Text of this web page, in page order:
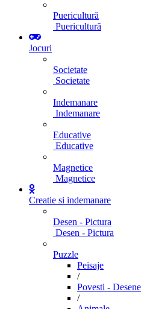
Puericultură
Puericultură
Jocuri
Societate
Societate
Indemanare
Indemanare
Educative
Educative
Magnetice
Magnetice
Creatie si indemanare
Desen - Pictura
Desen - Pictura
Puzzle
Peisaje
/
Povesti - Desene
/